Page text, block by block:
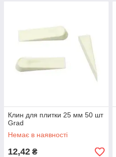
Клин для плитки 25 мм 50 шт
Grad
Немає в наявності
12,42 ₴